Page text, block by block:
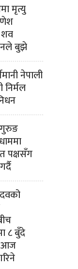
मृत्यु
बुझे
नेपाली
निर्मल
गुरुङ
पक्षसँग
८ बुँदे
आज